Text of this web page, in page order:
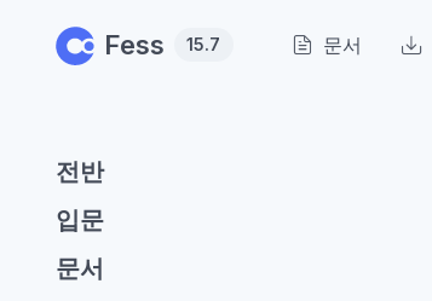
Fess 15.7 문서
전반
입문
문서